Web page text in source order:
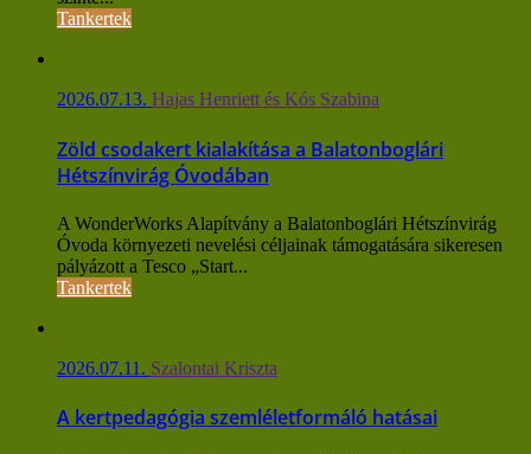
Tankertek
2026.07.13. Hajas Henriett és Kós Szabina
Zöld csodakert kialakítása a Balatonboglári
Hétszínvirág Óvodában
A WonderWorks Alapítvány a Balatonboglári Hétszínvirág
Óvoda környezeti nevelési céljainak támogatására sikeresen
pályázott a Tesco „Start...
Tankertek
2026.07.11. Szalontai Kriszta
A kertpedagógia szemléletformáló hatásai